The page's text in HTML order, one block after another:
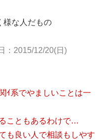
様な人だもの
：2015/12/20(日)
ｲ系でやましいことは一
こともあるわけで…
も良い人で相談もしやす